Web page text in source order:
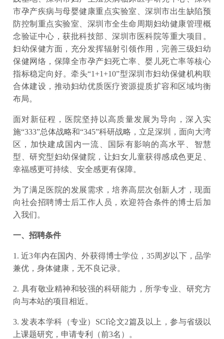
市孕产疾病与母婴健康重点实验室、深圳市出生缺陷预
防控制重点实验室、深圳市全生命周期妇幼健康管理概
念验证中心，获批科技部、深圳市医科院等重大项目。
妇幼保健方面，充分发挥辐射引领作用，完善三级妇幼
保健网络，保障全市孕产妇死亡率、婴儿死亡率等核心
指标稳定向好。牵头“1+1+10”型深圳市妇幼保健机构联
合体建设，推动妇幼优质医疗资源提质扩容和区域均衡
布局。
面对新征程，医院坚持以高质量发展为导向，深入实
施“333”总体战略和“345”科研战略，立足深圳，面向大湾
区，加快建成国内一流、国际有影响的高水平、智慧
型、研究型妇幼保健院，让妇女儿童获得感成色更足、
幸福感更可持续、安全感更有保障。
为了满足医院的发展需求，培养高层次创新人才，现面
向社会招聘博士后工作人员，欢迎符合条件的博士后加
入我们。
一、招聘条件
1. 近3年内在国内、外获得博士学位，35周岁以下，品学
兼优，身体健康，无不良记录。
2. 具有敬业精神和较强的科研能力，所学专业、研究方
向与本站的项目相近。
3. 发表本学科（专业）SCI论文2篇及以上，参与省级以
上课题研究，申请专利（前3名）。